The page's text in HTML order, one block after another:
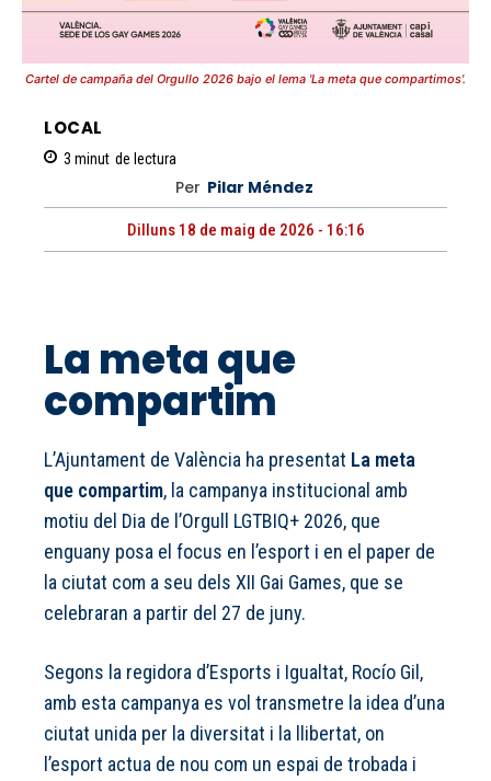
Cartel de campaña del Orgullo 2026 bajo el lema 'La meta que compartimos'.
LOCAL
3 minut de lectura
Per Pilar Méndez
Dilluns 18 de maig de 2026 - 16:16
La meta que
compartim
L’Ajuntament de València ha presentat La meta
que compartim, la campanya institucional amb
motiu del Dia de l’Orgull LGTBIQ+ 2026, que
enguany posa el focus en l’esport i en el paper de
la ciutat com a seu dels XII Gai Games, que se
celebraran a partir del 27 de juny.
Segons la regidora d’Esports i Igualtat, Rocío Gil,
amb esta campanya es vol transmetre la idea d’una
ciutat unida per la diversitat i la llibertat, on
l’esport actua de nou com un espai de trobada i